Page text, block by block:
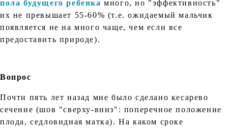
пола будущего ребенка много, но "эффективность"
их не превышает 55-60% (т.е. ожидаемый мальчик
появляется не на много чаще, чем если все
предоставить природе).
Вопрос
Почти пять лет назад мне было сделано кесарево
сечение (шов "сверху-вниз": поперечное положение
плода, седловидная матка). На каком сроке